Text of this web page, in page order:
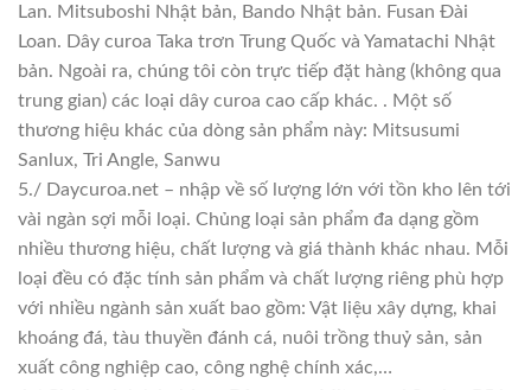
Lan. Mitsuboshi Nhật bản, Bando Nhật bản. Fusan Đài
Loan. Dây curoa Taka trơn Trung Quốc và Yamatachi Nhật
bản. Ngoài ra, chúng tôi còn trực tiếp đặt hàng (không qua
trung gian) các loại dây curoa cao cấp khác. . Một số
thương hiệu khác của dòng sản phẩm này: Mitsusumi
Sanlux, Tri Angle, Sanwu
5./ Daycuroa.net – nhập về số lượng lớn với tồn kho lên tới
vài ngàn sợi mỗi loại. Chủng loại sản phẩm đa dạng gồm
nhiều thương hiệu, chất lượng và giá thành khác nhau. Mỗi
loại đều có đặc tính sản phẩm và chất lượng riêng phù hợp
với nhiều ngành sản xuất bao gồm: Vật liệu xây dựng, khai
khoáng đá, tàu thuyền đánh cá, nuôi trồng thuỷ sản, sản
xuất công nghiệp cao, công nghệ chính xác,…